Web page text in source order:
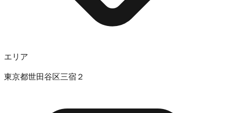
エリア
東京都世田谷区三宿２